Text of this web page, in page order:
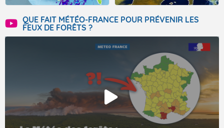
QUE FAIT MÉTÉO-FRANCE POUR PRÉVENIR LES
FEUX DE FORÊTS ?